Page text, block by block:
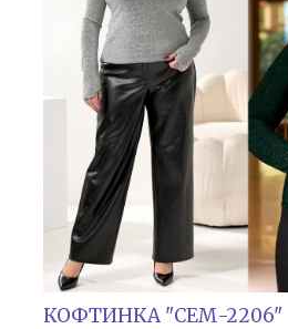
КОФТИНКА "СЕМ-2206"